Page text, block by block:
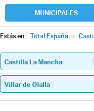
MUNICIPALES
Estás en: Total España »